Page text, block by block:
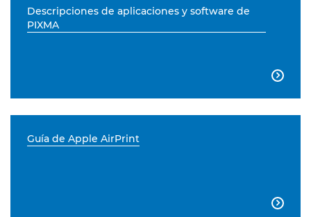
Descripciones de aplicaciones y software de
PIXMA

Guía de Apple AirPrint
